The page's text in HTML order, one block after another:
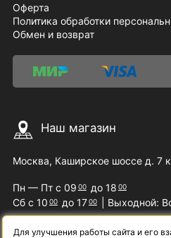
Оферта
Политика обработки
Обмен и возврат
Наш магазин
Москва, Каширское шоссе д. 7
Пн — Пт с 09 00 до 18 00
Сб с 10 00 до 1700 | Выходной:
Для улучшения работы сайта и его